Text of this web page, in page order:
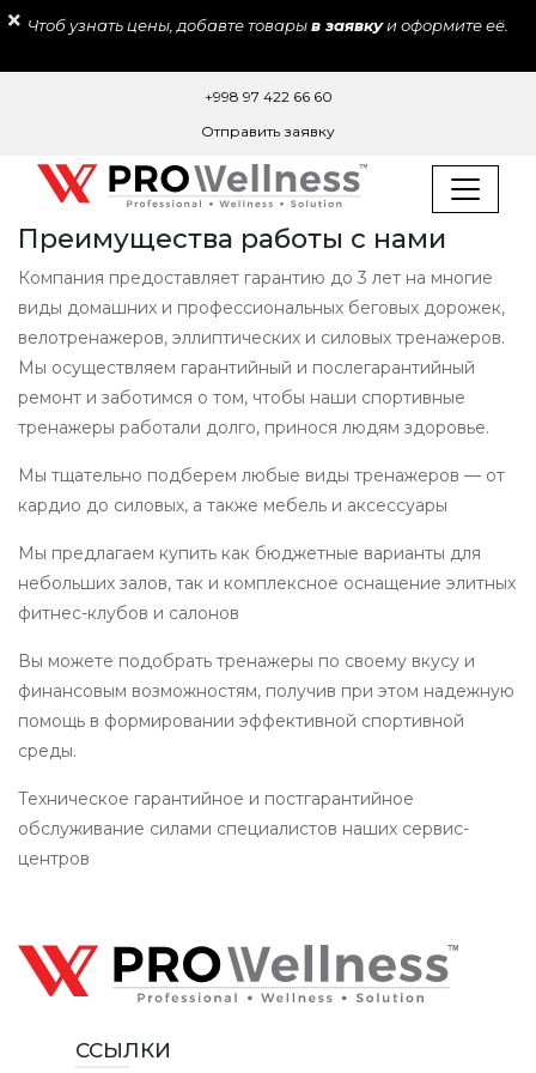
Чтоб узнать цены, добавте товарыв заявкуи оформите её.
+998 97 422 66 60
Отправить заявку
Преимущества работы с нами
Компания предоставляет гарантию до 3 лет на многие
виды домашних и профессиональных беговых дорожек,
велотренажеров, эллиптических и силовых тренажеров.
Мы осуществляем гарантийный и послегарантийный
ремонт и заботимся о том, чтобы наши спортивные
тренажеры работали долго, принося людям здоровье.
Мы тщательно подберем любые виды тренажеров — от
кардио до силовых, а также мебель и аксессуары
Мы предлагаем купить как бюджетные варианты для
небольших залов, так и комплексное оснащение элитных
фитнес-клубов и салонов
Вы можете подобрать тренажеры по своему вкусу и
финансовым возможностям, получив при этом надежную
помощь в формировании эффективной спортивной
среды.
Техническое гарантийное и постгарантийное
обслуживание силами специалистов наших сервис-
центров
ССЫЛКИ